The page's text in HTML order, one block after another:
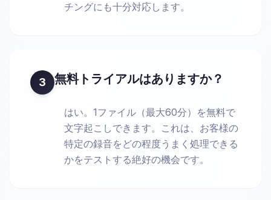
チングにも十分対応します。
3 無料トライアルはありますか？
はい。1ファイル（最大60分）を無料で
文字起こしできます。これは、お客様の
特定の録音をどの程度うまく処理できる
かをテストする絶好の機会です。